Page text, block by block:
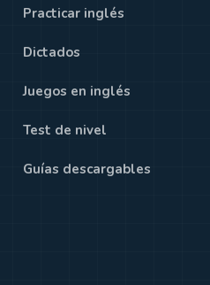
Practicar inglés
Dictados
Juegos en inglés
Test de nivel
Guías descargables